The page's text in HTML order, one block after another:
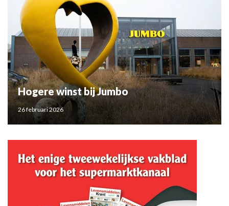
Hogere winst bij Jumbo
26 februari 2026